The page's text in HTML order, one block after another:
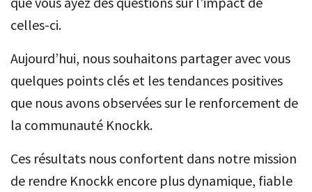
celles-ci.
Aujourd’hui, nous souhaitons partager avec vous
quelques points clés et les tendances positives
que nous avons observées sur le renforcement de
la communauté Knockk.
Ces résultats nous confortent dans notre mission
de rendre Knockk encore plus dynamique, fiable